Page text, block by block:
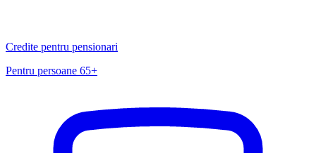
Credite pentru pensionari
Pentru persoane 65+